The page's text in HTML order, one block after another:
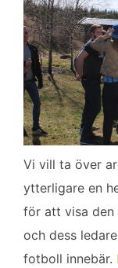
Vi vill ta över
ytterligare en
för att visa den
och dess
fotboll innebär.